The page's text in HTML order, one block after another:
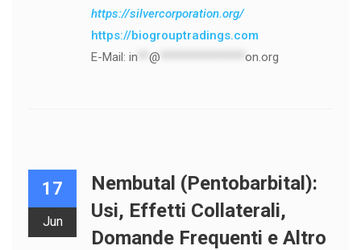
https://silvercorporation.org/
https://biogrouptradings.com
E-Mail: in @ on.org
17
Jun
Nembutal (Pentobarbital):
Usi, Effetti Collaterali,
Domande Frequenti e Altro